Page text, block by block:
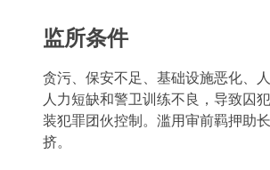
监所条件
贪污、保安不足、基础设施恶化、
人力短缺和警卫训练不良，导致囚
装犯罪团伙控制。滥用审前羁押助
挤。